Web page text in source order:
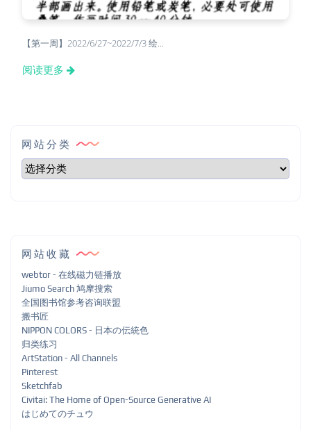
【第一周】2022/6/27~2022/7/3 绘...
阅读更多
网站分类
网站收藏
webtor - 在线磁力链播放
Jiumo Search 鸠摩搜索
全国图书馆参考咨询联盟
搬书匠
NIPPON COLORS - 日本の伝統色
归类练习
ArtStation - All Channels
Pinterest
Sketchfab
Civitai: The Home of Open-Source Generative AI
はじめてのチュウ